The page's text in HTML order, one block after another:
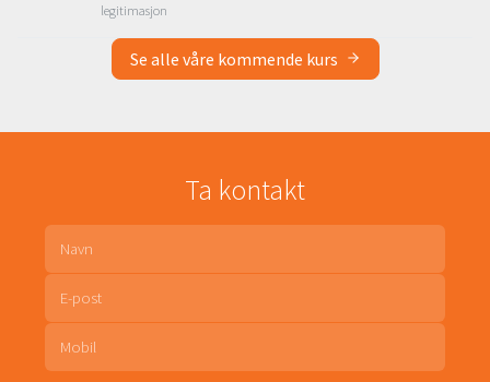
legitimasjon
Se alle våre kommende kurs
Ta kontakt